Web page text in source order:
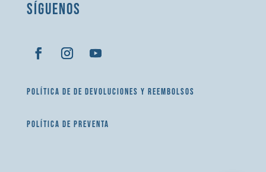
SÍGUENOS
POLÍTICA DE DE DEVOLUCIONES Y REEMBOLSOS
POLÍTICA DE PREVENTA